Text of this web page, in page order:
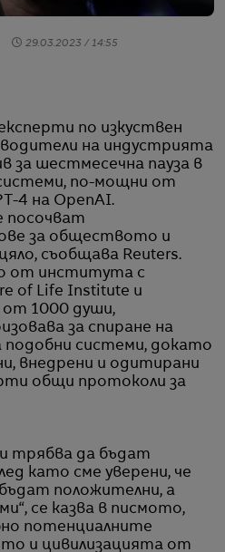
29.03.2023 / 14:55
на индустрията
за шестмесечна пауза в
по-мощни от
4 на OpenAI.
посочват
за обществото и
съобщава Reuters.
от института с
of Life Institute и
от 1000 души,
за спиране на
подобни системи, докато
внедрени и одитирани
общи протоколи за
трябва да бъдат
като сме уверени, че
положителни, а
се казва в писмото,
потенциалните
и цивилизацията от